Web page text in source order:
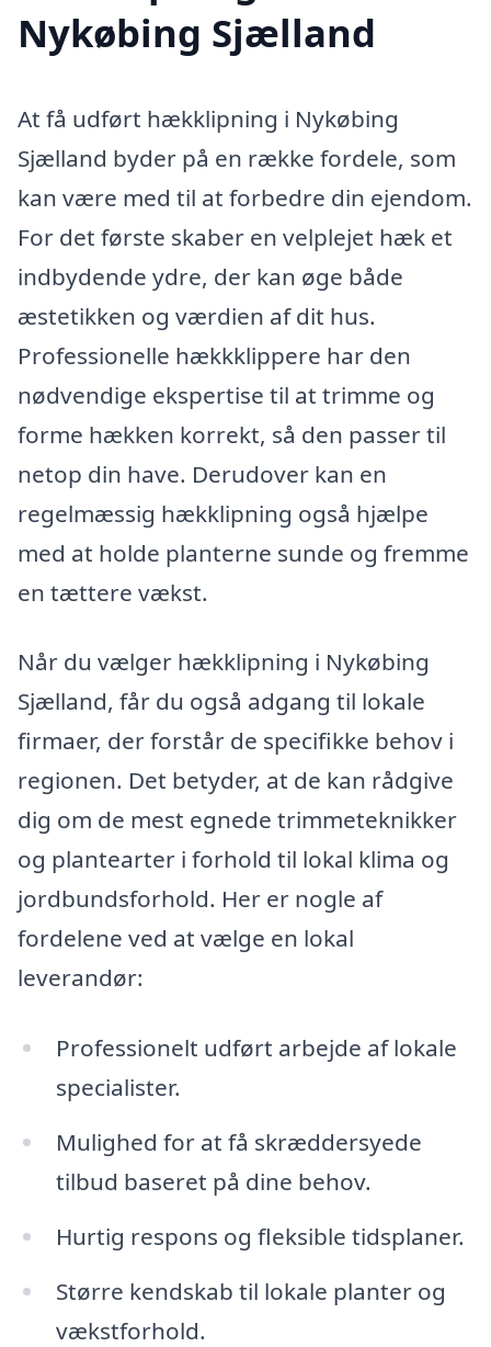
Nykøbing Sjælland
At få udført hækklipning i Nykøbing
Sjælland byder på en række fordele, som
kan være med til at forbedre din ejendom.
For det første skaber en velplejet hæk et
indbydende ydre, der kan øge både
æstetikken og værdien af dit hus.
Professionelle hækkklippere har den
nødvendige ekspertise til at trimme og
forme hækken korrekt, så den passer til
netop din have. Derudover kan en
regelmæssig hækklipning også hjælpe
med at holde planterne sunde og fremme
en tættere vækst.
Når du vælger hækklipning i Nykøbing
Sjælland, får du også adgang til lokale
firmaer, der forstår de specifikke behov i
regionen. Det betyder, at de kan rådgive
dig om de mest egnede trimmeteknikker
og plantearter i forhold til lokal klima og
jordbundsforhold. Her er nogle af
fordelene ved at vælge en lokal
leverandør:
Professionelt udført arbejde af lokale
specialister.
Mulighed for at få skræddersyede
tilbud baseret på dine behov.
Hurtig respons og fleksible tidsplaner.
Større kendskab til lokale planter og
vækstforhold.